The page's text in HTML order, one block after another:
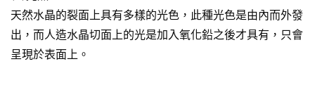
天然水晶的裂面上具有多樣的光色，此種光色是由內而外發
出，而人造水晶切面上的光是加入氧化鉛之後才具有，只會
呈現於表面上。